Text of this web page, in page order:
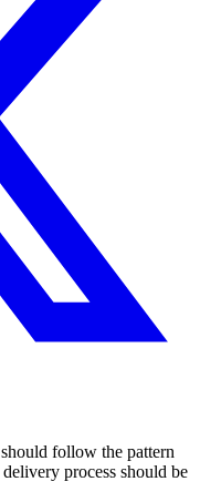
follow the pattern
process should be